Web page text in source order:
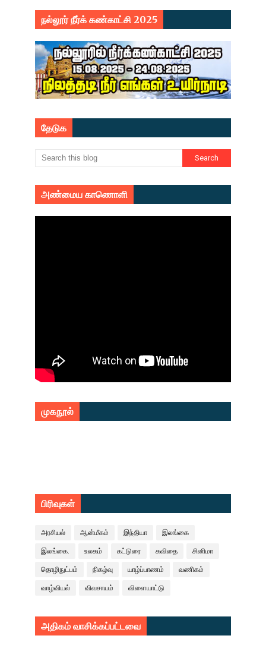
நல்லூர் நீர்க் கண்காட்சி 2025
தேடுக
அண்மைய காணொளி
முகநூல்
பிரிவுகள்
அரசியல் ஆன்மீகம் இந்தியா இலங்கை
இலங்கை. உலகம் கட்டுரை கவிதை சினிமா
தொழிநுட்பம் நிகழ்வு யாழ்ப்பாணம் வணிகம்
வாழ்வியல் விவசாயம் விளையாட்டு
அதிகம் வாசிக்கப்பட்டவை